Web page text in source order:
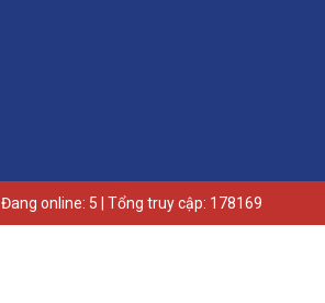
Đang online: 5 | Tổng truy cập: 178169